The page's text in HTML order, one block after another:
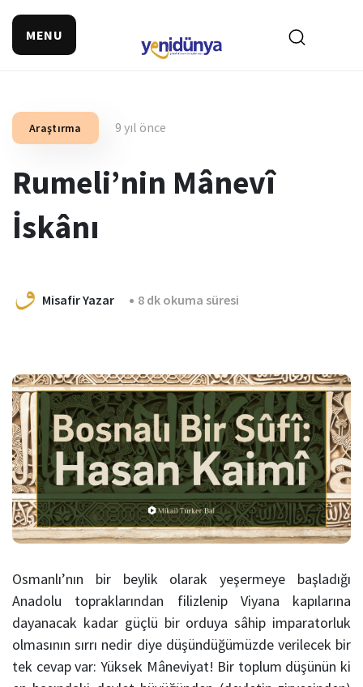
MENU
Araştırma 9 yıl önce
Rumeli’nin Mânevî
İskânı
Misafir Yazar 8 dk okuma süresi
Osmanlı’nın bir beylik olarak yeşermeye başladığı
Anadolu topraklarından filizlenip Viyana kapılarına
dayanacak kadar güçlü bir orduya sâhip imparatorluk
olmasının sırrı nedir diye düşündüğümüzde verilecek bir
tek cevap var: Yüksek Mâneviyat! Bir toplum düşünün ki